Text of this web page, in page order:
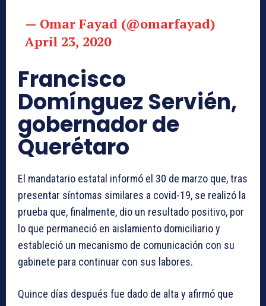
— Omar Fayad (@omarfayad)
April 23, 2020
Francisco
Domínguez Servién,
gobernador de
Querétaro
El mandatario estatal informó el 30 de marzo que, tras
presentar síntomas similares a covid-19, se realizó la
prueba que, finalmente, dio un resultado positivo, por
lo que permaneció en aislamiento domiciliario y
estableció un mecanismo de comunicación con su
gabinete para continuar con sus labores.
Quince días después fue dado de alta y afirmó que